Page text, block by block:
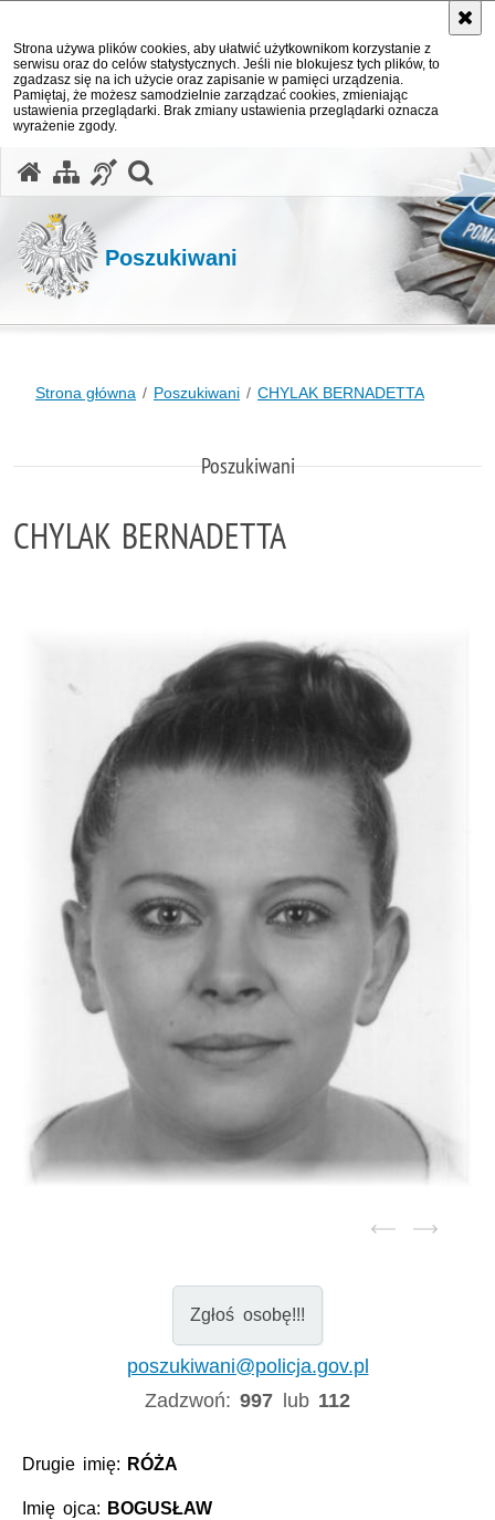
Strona używa plików cookies, aby ułatwić użytkownikom korzystanie z
serwisu oraz do celów statystycznych. Jeśli nie blokujesz tych plików, to
zgadzasz się na ich użycie oraz zapisanie w pamięci urządzenia.
Pamiętaj, że możesz samodzielnie zarządzać cookies, zmieniając
ustawienia przeglądarki. Brak zmiany ustawienia przeglądarki oznacza
wyrażenie zgody.
Poszukiwani
Strona główna Poszukiwani CHYLAK BERNADETTA
Poszukiwani
CHYLAK BERNADETTA
Zgłoś osobę!!!
poszukiwani@policja.gov.pl
Zadzwoń:997 lub 112
Drugie imię: RÓŻA
Imię ojca: BOGUSŁAW